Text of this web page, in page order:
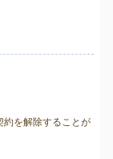
約を解除することが